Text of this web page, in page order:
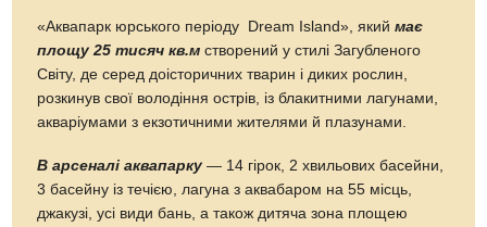
«Аквапарк юрського періоду Dream Island», якиймає
площу 25 тисяч кв.м створений у стилі Загубленого
Світу, де серед доісторичних тварин і диких рослин,
розкинув свої володіння острів, із блакитними лагунами,
акваріумами з екзотичними жителями й плазунами.
В арсеналі аквапарку — 14 гірок, 2 хвильових басейни,
3 басейну із течією, лагуна з аквабаром на 55 місць,
джакузі, усі види бань, а також дитяча зона площею